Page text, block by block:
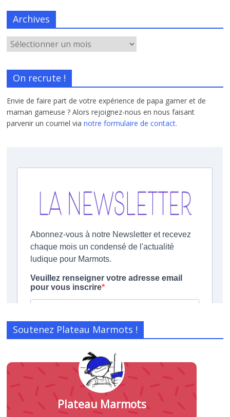
Archives
On recrute !
Envie de faire part de votre expérience de papa gamer et de
maman gameuse ? Alors rejoignez-nous en nous faisant
parvenir un courriel vianotre formulaire de contact.
Soutenez Plateau Marmots !
Plateau Marmots